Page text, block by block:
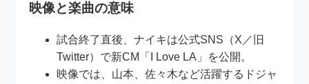
映像と楽曲の意味
試合終了直後、ナイキは公式SNS（X／旧
Twitter）で新CM「I Love LA」を公開。
映像では、山本、佐々木など活躍するドジャ